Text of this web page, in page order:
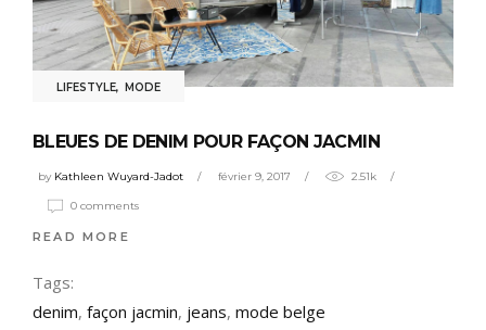
LIFESTYLE, MODE
BLEUES DE DENIM POUR FAÇON JACMIN
by Kathleen Wuyard-Jadot février 9, 2017 2.51k
0 comments
READ MORE
Tags:
denim, façon jacmin, jeans, mode belge